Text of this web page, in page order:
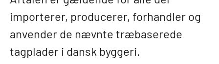
importerer, producerer, forhandler og
anvender de nævnte træbaserede
tagplader i dansk byggeri.